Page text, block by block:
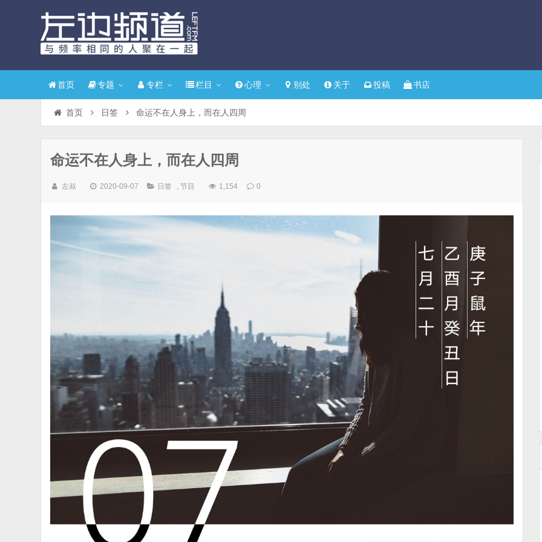
首页 专题 专栏 栏目 心理 别处 关于 投稿 书店
首页 日签 命运不在人身上，而在人四周
命运不在人身上，而在人四周
左叔 2020-09-07 日签 ,节目 1,154 0